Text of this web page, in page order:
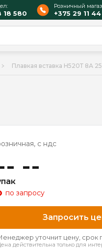
18 580
Розничный
+375 29 11
Плавкая вставка Н520Т 8А
с ндс
--
по запросу
Запросить
уточнит цену, срок
действительна только для